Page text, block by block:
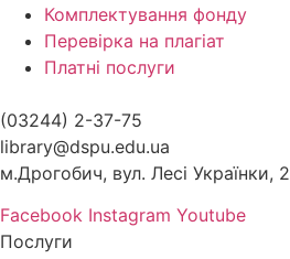
Комплектування фонду
Перевірка на плагіат
Платні послуги
(03244) 2-37-75
library@dspu.edu.ua
м.Дрогобич, вул. Лесі Українки, 2
Facebook Instagram Youtube
Послуги